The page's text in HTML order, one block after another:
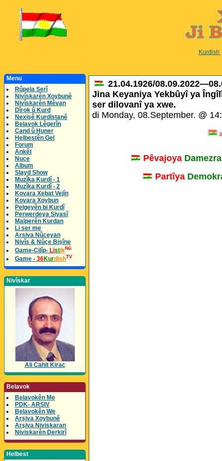
Kurdish
Menu
Rûpela Serî
Nivîskarên Xoybunê
Nivîskarên Mêvan
Dîrok û Kurd
Nexişê Kurdistanê
Belavok Lêgerîn
Cand û Huner
Helbestên Gel
Forum
Ankêt
Nuce
Album
Slayd Show
Muzîka Kurdî - 1
Muzîka Kurdî - 2
Kovara Xebat Vejîn
Kovara Xoybun
Pelgeyên bi Kurdî
Perwerdeya Siyasî
Malperên Kurdan
Li ser me
Arsiva Nûceyan
Nivîs & Nûçe Bişîne
Game-Cilîp- ListikNû
Game - 36KurdishTV
Nivîskar
Ali Cahit Kirac
Belavok
Belavokên Me
PDK- ARSIV
Belavokên We
Arşiva Xoybunê
Arşiva Niviskaran
Niviskarên Derkirî
Helbest
21.04.1926/
Jina Keyaniya Yekbûyî ya
ser dilovanî ya xwe.
di Monday, 08.September. @
Pêvajoya
Partîya